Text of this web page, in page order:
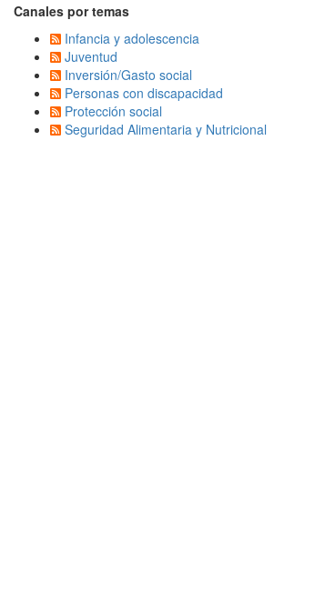
Canales por temas
Infancia y adolescencia
Juventud
Inversión/Gasto social
Personas con discapacidad
Protección social
Seguridad Alimentaria y Nutricional